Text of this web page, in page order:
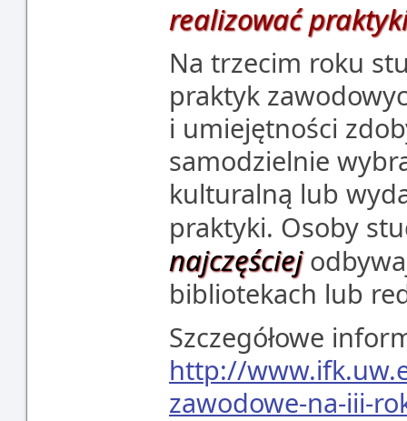
realizować
Na trzecim roku
praktyk
i umiejętności
samodzielnie
kulturalną lub
praktyki. Osoby
najczęściej
bibliotekach lub
Szczegółowe
http://
zawodowe-na-iii-